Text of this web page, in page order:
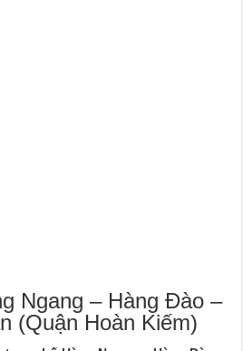
Ngang – Hàng Đào –
(Quận Hoàn Kiếm)